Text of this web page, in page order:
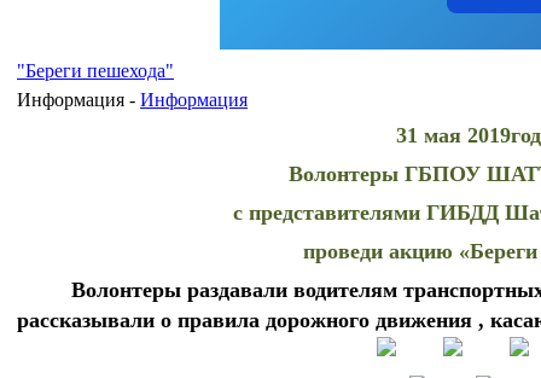
"Береги пешехода"
Информация - Информация
31 мая
Волонтеры ГБПОУ
с представителями ГИБДД
проведи акцию «Береги
Волонтеры раздавали водителям
рассказывали о правила дорожного движения ,